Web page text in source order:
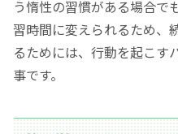
う惰性の習慣がある場合で
習時間に変えられるため、
るためには、行動を起こす
事です。